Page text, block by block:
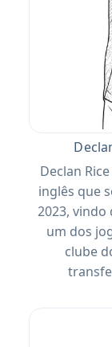
Declan
inglês que
2023, vindo
um dos
clube